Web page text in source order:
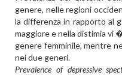
genere, nelle regioni
la differenza in rapporto al
maggiore e nella distimia vi
genere femminile, mentre
nei due generi.
Prevalence of depressive